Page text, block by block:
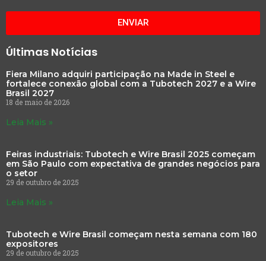
ENVIAR
Últimas Notícias
Fiera Milano adquiri participação na Made in Steel e
fortalece conexão global com a Tubotech 2027 e a Wire
Brasil 2027
18 de maio de 2026
Leia Mais »
Feiras industriais: Tubotech e Wire Brasil 2025 começam
em São Paulo com expectativa de grandes negócios para
o setor
29 de outubro de 2025
Leia Mais »
Tubotech e Wire Brasil começam nesta semana com 180
expositores
29 de outubro de 2025